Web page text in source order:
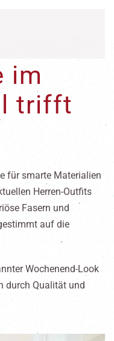
im
trifft
für smarte Materialien
Herren-Outfits
Fasern und
auf die
Wochenend-Look
durch Qualität und